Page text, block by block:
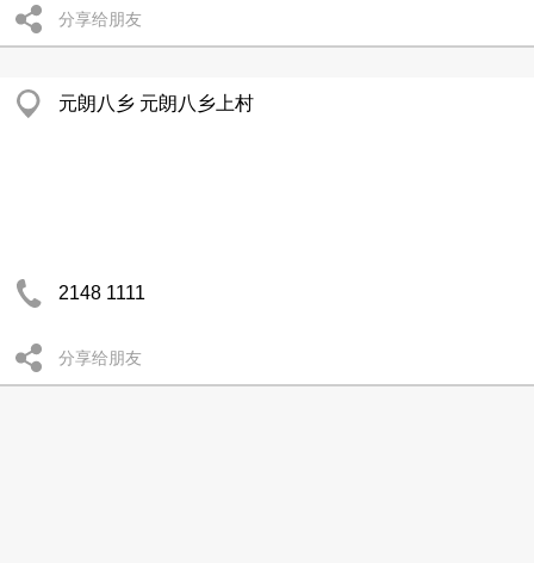
分享给朋友
元朗八乡 元朗八乡上村
2148 1111
分享给朋友